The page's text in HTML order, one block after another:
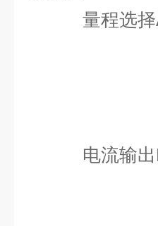
量程选择
02-0～
03-0～
电流输出
02-0-